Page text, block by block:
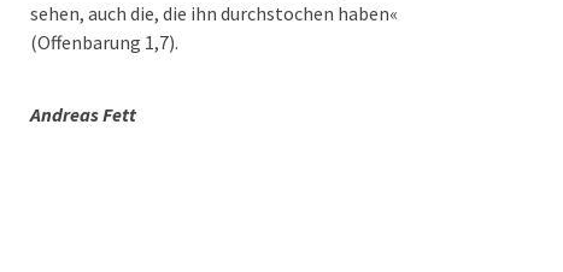
sehen, auch die, die ihn durchstochen haben«
(Offenbarung 1,7).
Andreas Fett